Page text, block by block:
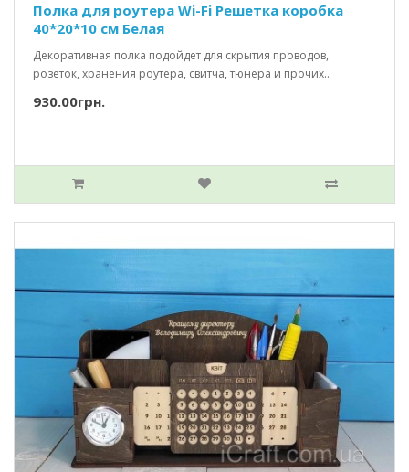
Полка для роутера Wi-Fi Решетка коробка
40*20*10 см Белая
Декоративная полка подойдет для скрытия проводов,
розеток, хранения роутера, свитча, тюнера и прочих..
930.00грн.